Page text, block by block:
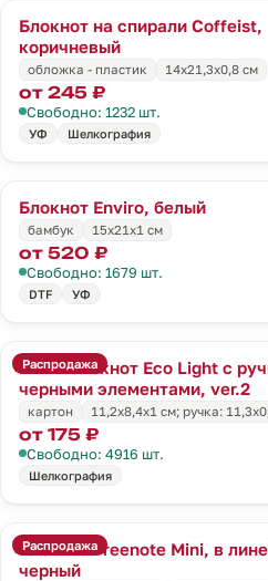
Блокнот на спирали Coffeist,
коричневый
обложка - пластик 14х21,3х0,8 см
от 245 ₽
Свободно: 1232 шт.
УФ Шелкография
Блокнот Enviro, белый
бамбук
15х21х1 см
от 520 ₽
Свободно: 1679 шт.
DTF УФ
Распродажа
Мини-блокнот Eco Light с
черными элементами, ver.2
картон 11,2x8,4x1 см; ручка:
от 175 ₽
Свободно: 4916 шт.
Шелкография
Распродажа
Блокнот Freenote Mini, в
черный